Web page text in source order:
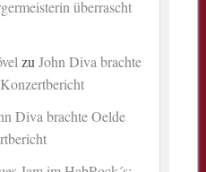
überrascht
zuJohn Diva brachte
Diva brachte Oelde